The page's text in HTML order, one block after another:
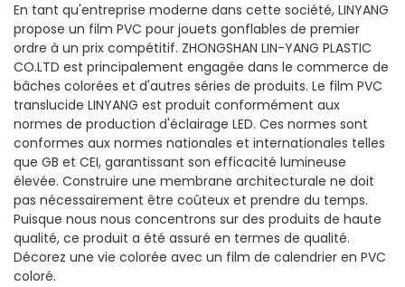
En tant qu'entreprise moderne dans cette société, LINYANG
propose un film PVC pour jouets gonflables de premier
ordre à un prix compétitif. ZHONGSHAN LIN-YANG PLASTIC
CO.LTD est principalement engagée dans le commerce de
bâches colorées et d'autres séries de produits. Le film PVC
translucide LINYANG est produit conformément aux
normes de production d'éclairage LED. Ces normes sont
conformes aux normes nationales et internationales telles
que GB et CEI, garantissant son efficacité lumineuse
élevée. Construire une membrane architecturale ne doit
pas nécessairement être coûteux et prendre du temps.
Puisque nous nous concentrons sur des produits de haute
qualité, ce produit a été assuré en termes de qualité.
Décorez une vie colorée avec un film de calendrier en PVC
coloré.